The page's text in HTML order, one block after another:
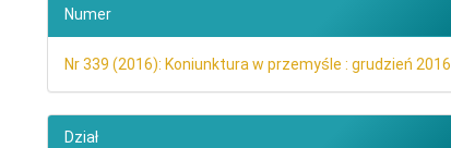
Numer
Nr 339 (2016): Koniunktura w przemyśle : grudzień 2016
Dział